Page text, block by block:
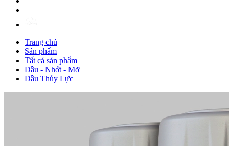
Trang chủ
Sản phẩm
Tất cả sản phẩm
Dầu - Nhớt - Mỡ
Dầu Thủy Lực